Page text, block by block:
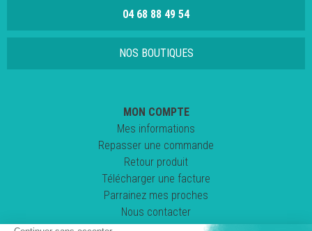
04 68 88 49 54
NOS BOUTIQUES
MON COMPTE
Mes informations
Repasser une commande
Retour produit
Télécharger une facture
Parrainez mes proches
Nous contacter